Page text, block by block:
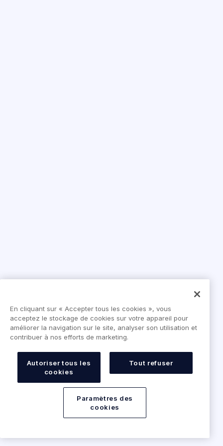
En cliquant sur « Accepter tous les cookies », vous
acceptez le stockage de cookies sur votre appareil pour
améliorer la navigation sur le site, analyser son utilisation et
contribuer à nos efforts de marketing.
Autoriser tous les
cookies
Tout refuser
Paramètres des
cookies